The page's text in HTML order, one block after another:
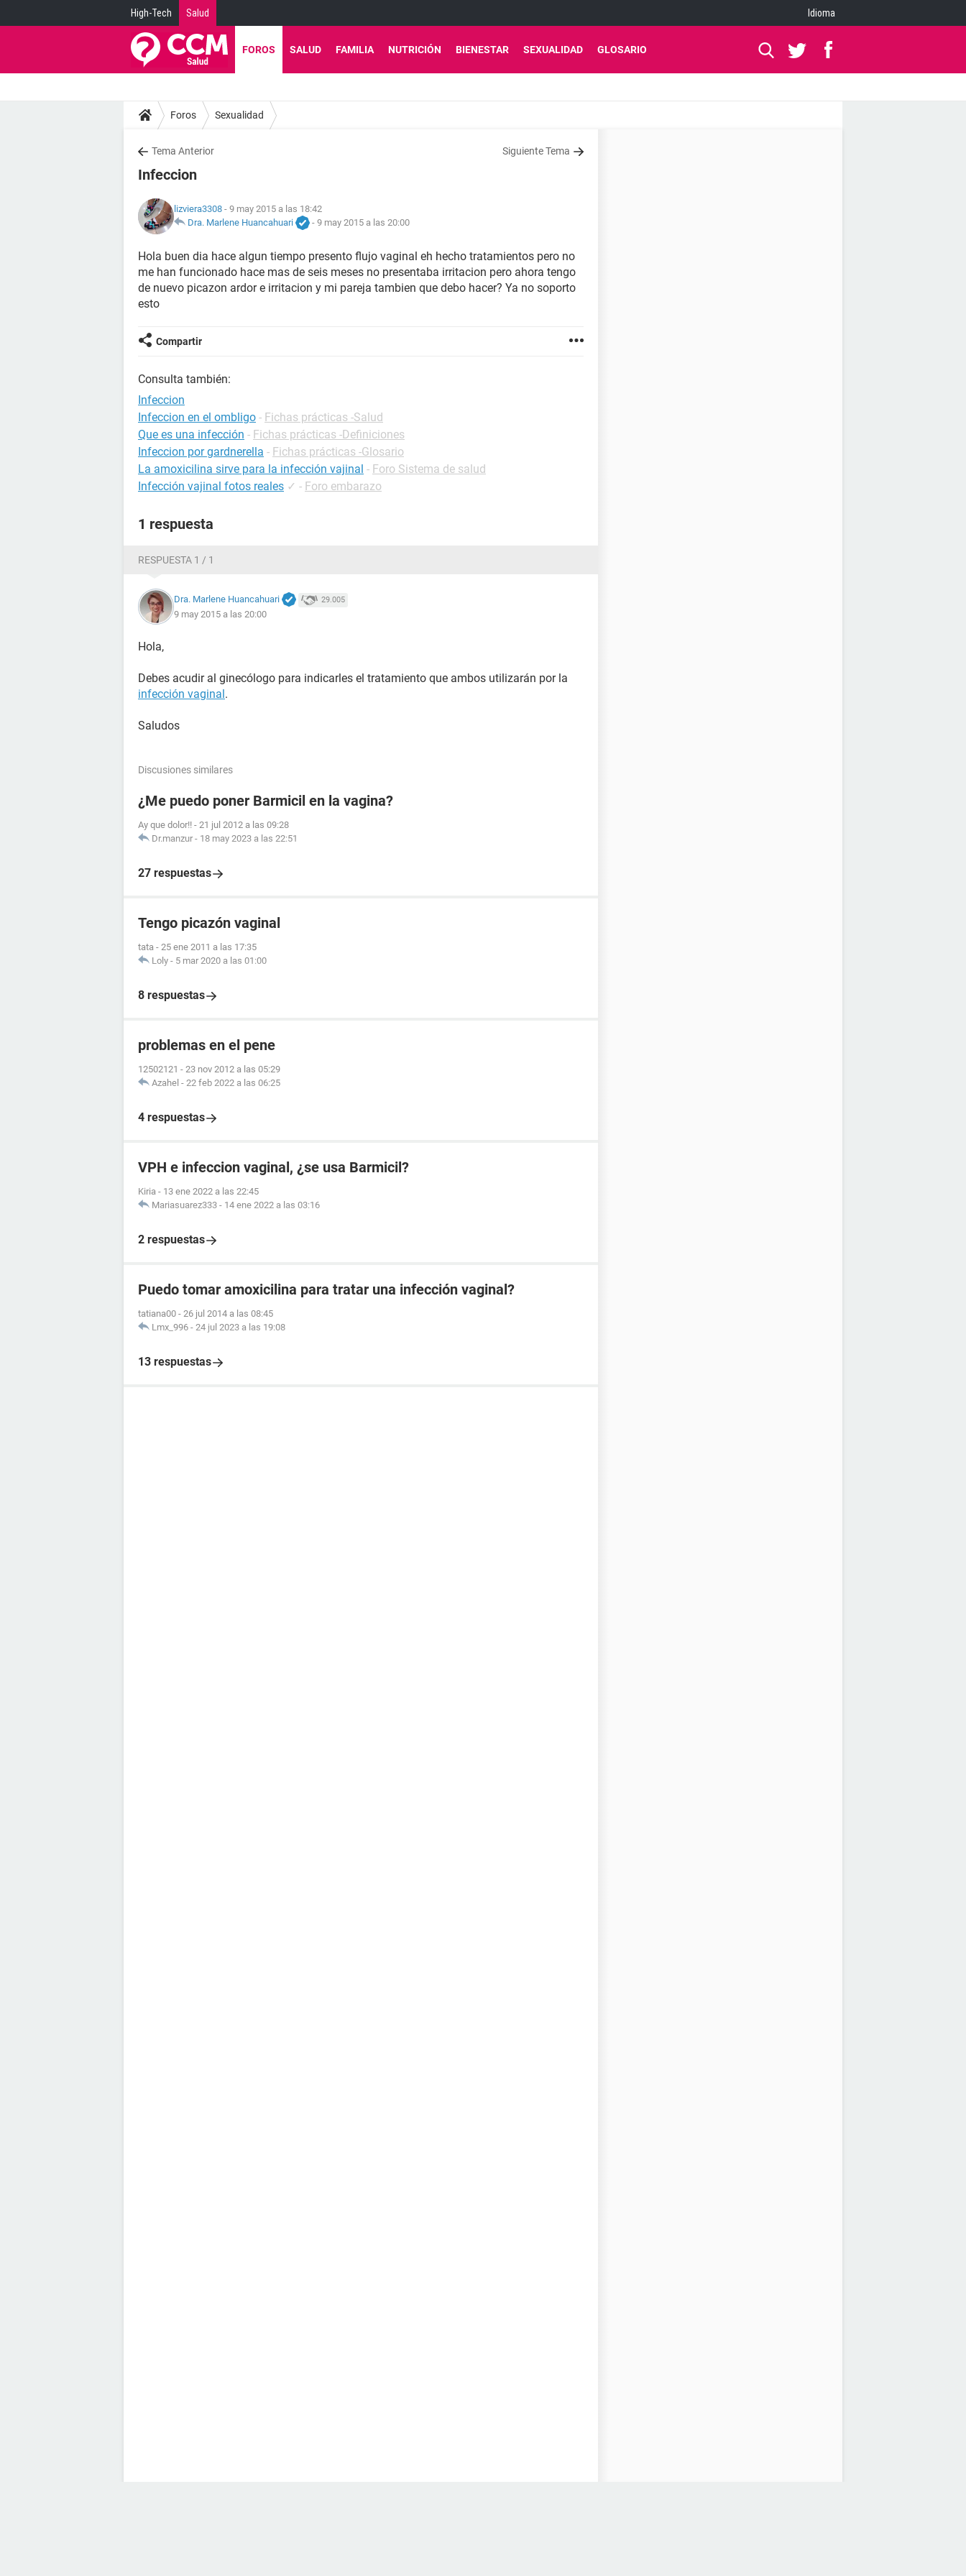
High-Tech Salud Idioma
FOROS SALUD FAMILIA NUTRICIÓN BIENESTAR SEXUALIDAD GLOSARIO
Foros Sexualidad
Tema Anterior Siguiente Tema
Infeccion
lizviera3308 - 9 may 2015 a las 18:42
Dra. Marlene Huancahuari
- 9 may 2015 a las 20:00
Hola buen dia hace algun tiempo presento flujo vaginal eh hecho tratamientos pero no
me han funcionado hace mas de seis meses no presentaba irritacion pero ahora tengo
de nuevo picazon ardor e irritacion y mi pareja tambien que debo hacer? Ya no soporto
esto
Compartir
Consulta también:
Infeccion
Infeccion en el ombligo - Fichas prácticas -Salud
Que es una infección - Fichas prácticas -Definiciones
Infeccion por gardnerella - Fichas prácticas -Glosario
La amoxicilina sirve para la infección vajinal - Foro Sistema de salud
Infección vajinal fotos reales ✓ - Foro embarazo
1 respuesta
RESPUESTA 1 / 1
Dra. Marlene Huancahuari 29.005
9 may 2015 a las 20:00
Hola,
Debes acudir al ginecólogo para indicarles el tratamiento que ambos utilizarán por la
infección vaginal.
Saludos
Discusiones similares
¿Me puedo poner Barmicil en la vagina?
Ay que dolor!! - 21 jul 2012 a las 09:28
Dr.manzur - 18 may 2023 a las 22:51
27 respuestas
Tengo picazón vaginal
tata - 25 ene 2011 a las 17:35
Loly - 5 mar 2020 a las 01:00
8 respuestas
problemas en el pene
12502121 - 23 nov 2012 a las 05:29
Azahel - 22 feb 2022 a las 06:25
4 respuestas
VPH e infeccion vaginal, ¿se usa Barmicil?
Kiria - 13 ene 2022 a las 22:45
Mariasuarez333 - 14 ene 2022 a las 03:16
2 respuestas
Puedo tomar amoxicilina para tratar una infección vaginal?
tatiana00 - 26 jul 2014 a las 08:45
Lmx_996 - 24 jul 2023 a las 19:08
13 respuestas